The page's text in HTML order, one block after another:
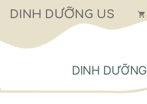
đến
dung
DINH DƯỠNG US
DINH DƯỠNG